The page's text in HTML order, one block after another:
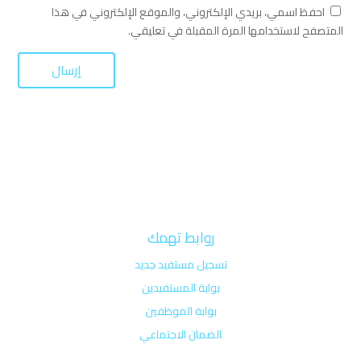
احفظ اسمي، بريدي الإلكتروني، والموقع الإلكتروني في هذا
المتصفح لاستخدامها المرة المقبلة في تعليقي.
روابط تهمك
تسجيل مستفيد جديد
بوابة المستفيدين
بوابة الموظفين
الضمان الاجتماعي